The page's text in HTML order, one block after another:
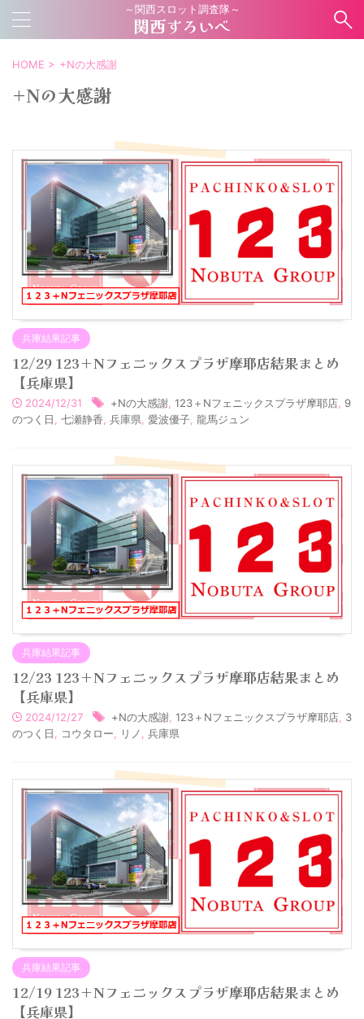
～関西スロット調査隊～
関西すろいべ
HOME > +Nの大感謝
+Nの大感謝
兵庫結果記事
12/29 123＋Nフェニックスプラザ摩耶店結果まとめ
【兵庫県】
2024/12/31 +Nの大感謝 123＋Nフェニックスプラザ摩耶店 9
のつく日
七瀬静香 兵庫県 愛波優子 龍馬ジュン
兵庫結果記事
12/23 123＋Nフェニックスプラザ摩耶店結果まとめ
【兵庫県】
2024/12/27 +Nの大感謝, 123＋Nフェニックスプラザ摩耶店, 3
のつく日, コウタロー, リノ, 兵庫県
兵庫結果記事
12/19 123＋Nフェニックスプラザ摩耶店結果まとめ
【兵庫県】